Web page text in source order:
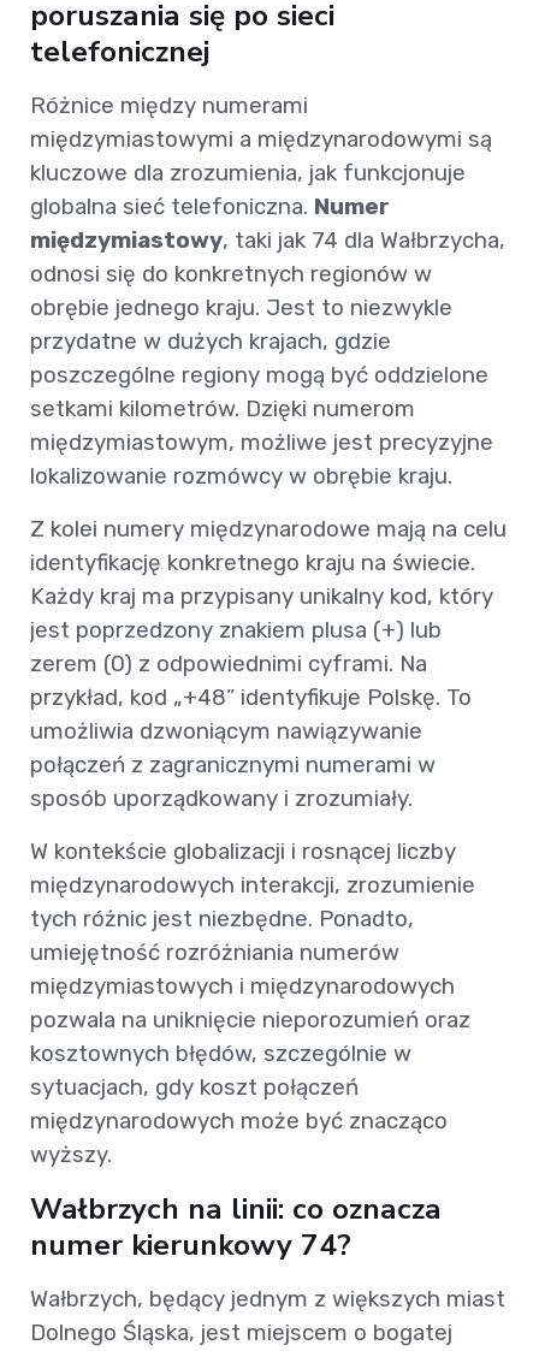
poruszania się po sieci
telefonicznej
Różnice między numerami
międzymiastowymi a międzynarodowymi są
kluczowe dla zrozumienia, jak funkcjonuje
globalna sieć telefoniczna. Numer
międzymiastowy, taki jak 74 dla Wałbrzycha,
odnosi się do konkretnych regionów w
obrębie jednego kraju. Jest to niezwykle
przydatne w dużych krajach, gdzie
poszczególne regiony mogą być oddzielone
setkami kilometrów. Dzięki numerom
międzymiastowym, możliwe jest precyzyjne
lokalizowanie rozmówcy w obrębie kraju.
Z kolei numery międzynarodowe mają na celu
identyfikację konkretnego kraju na świecie.
Każdy kraj ma przypisany unikalny kod, który
jest poprzedzony znakiem plusa (+) lub
zerem (0) z odpowiednimi cyframi. Na
przykład, kod „+48” identyfikuje Polskę. To
umożliwia dzwoniącym nawiązywanie
połączeń z zagranicznymi numerami w
sposób uporządkowany i zrozumiały.
W kontekście globalizacji i rosnącej liczby
międzynarodowych interakcji, zrozumienie
tych różnic jest niezbędne. Ponadto,
umiejętność rozróżniania numerów
międzymiastowych i międzynarodowych
pozwala na uniknięcie nieporozumień oraz
kosztownych błędów, szczególnie w
sytuacjach, gdy koszt połączeń
międzynarodowych może być znacząco
wyższy.
Wałbrzych na linii: co oznacza
numer kierunkowy 74?
Wałbrzych, będący jednym z większych miast
Dolnego Śląska, jest miejscem o bogatej